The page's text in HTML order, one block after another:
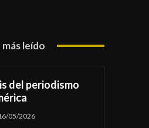
más leído
del periodismo
05/2026